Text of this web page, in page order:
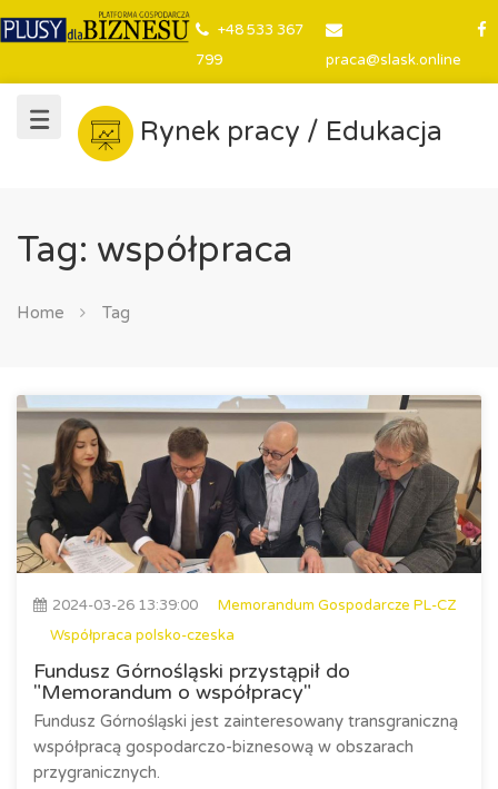
+48 533 367
799
praca@slask.online
Rynek pracy / Edukacja
Tag: współpraca
Home Tag
2024-03-26 13:39:00
Memorandum Gospodarcze PL-CZ
Współpraca polsko-czeska
Fundusz Górnośląski przystąpił do
"Memorandum o współpracy"
Fundusz Górnośląski jest zainteresowany transgraniczną
współpracą gospodarczo-biznesową w obszarach
przygranicznych.